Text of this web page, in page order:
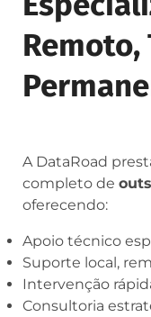
Remoto,
A DataRoad
completo de
oferecendo:
Apoio técnico
Suporte local,
Intervenção
Consultoria